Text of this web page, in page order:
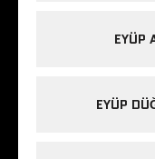
EYÜP
EYÜP